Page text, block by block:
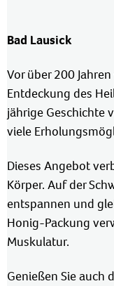
Bad Lausick
Vor über 200
Entdeckung des
jährige Geschichte
viele
Dieses Angebot
Körper. Auf der
entspannen und
Honig-Packung
Muskulatur.
Genießen Sie auch